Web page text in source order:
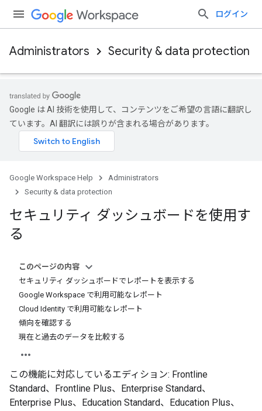
ログイン
Administrators Security & data protection
Google は AI 技術を使用して、コンテンツをご希望の言語に翻訳し
ています。AI 翻訳には誤りが含まれる場合があります。
Google Workspace Help
Administrators
Security & data protection
セキュリティ ダッシュボードを使用す
る
このページの内容
セキュリティ ダッシュボードでレポートを表示する
Google Workspace で利用可能なレポート
Cloud Identity で利用可能なレポート
傾向を確認する
現在と過去のデータを比較する
この機能に対応しているエディション: Frontline
Standard、Frontline Plus、Enterprise Standard、
Enterprise Plus、Education Standard、Education Plus、